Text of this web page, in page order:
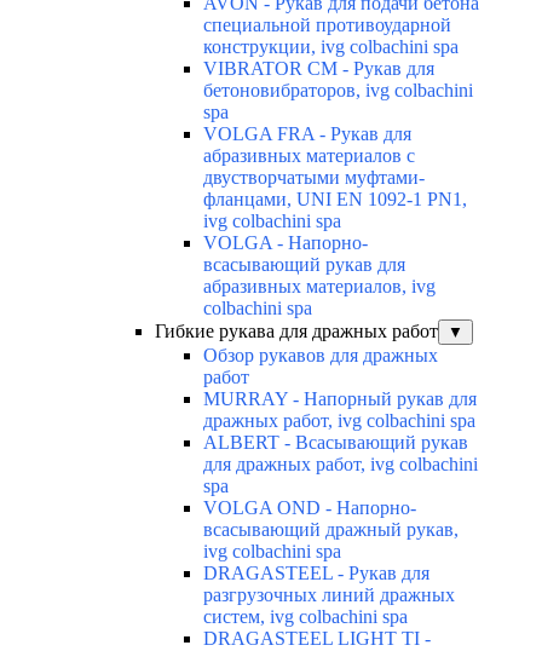
специальной противоударной
конструкции, ivg colbachini spa
VIBRATOR CM - Рукав для
бетоновибраторов, ivg colbachini
spa
VOLGA FRA - Рукав для
абразивных материалов с
двустворчатыми муфтами-
фланцами, UNI EN 1092-1 PN1,
ivg colbachini spa
VOLGA - Напорно-
всасывающий рукав для
абразивных материалов, ivg
colbachini spa
Гибкие рукава для дражных работ
▼
Обзор рукавов для дражных
работ
MURRAY - Напорный рукав для
дражных работ, ivg colbachini spa
ALBERT - Всасывающий рукав
для дражных работ, ivg colbachini
spa
VOLGA OND - Напорно-
всасывающий дражный рукав,
ivg colbachini spa
DRAGASTEEL - Рукав для
разгрузочных линий дражных
систем, ivg colbachini spa
DRAGASTEEL LIGHT TI -